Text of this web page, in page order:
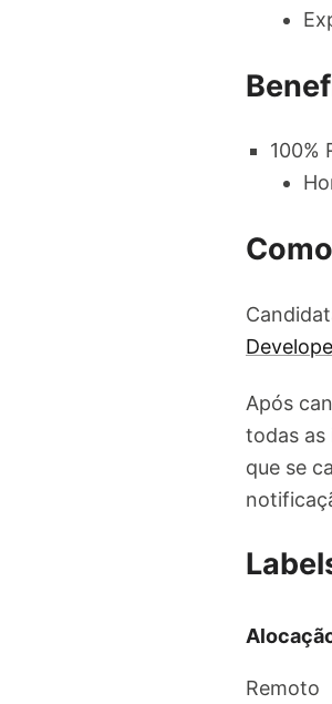
100%
Após
todas as
que se
Remoto